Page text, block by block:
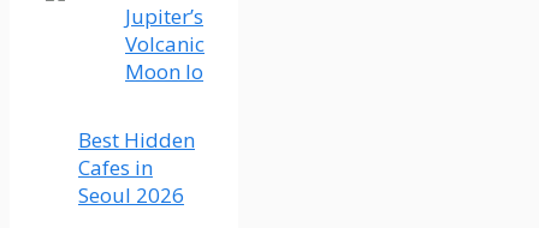
Jupiter’s
Volcanic
Moon Io
Best Hidden
Cafes in
Seoul 2026